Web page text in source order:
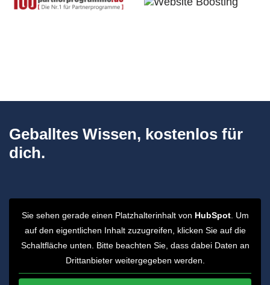
Geballtes Wissen, kostenlos für
dich.
Sie sehen gerade einen Platzhalterinhalt von HubSpot. Um
auf den eigentlichen Inhalt zuzugreifen, klicken Sie auf die
Schaltfläche unten. Bitte beachten Sie, dass dabei Daten an
Drittanbieter weitergegeben werden.